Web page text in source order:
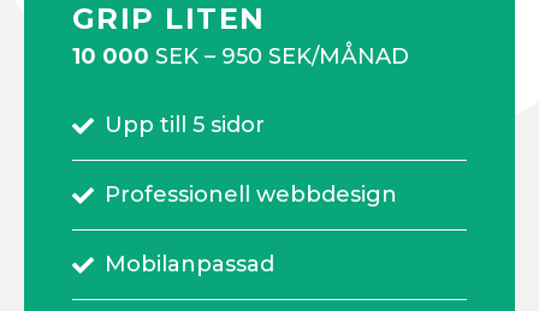
GRIP LITEN
10 000 SEK – 950 SEK/MÅNAD
Upp till 5 sidor
Professionell webbdesign
Mobilanpassad